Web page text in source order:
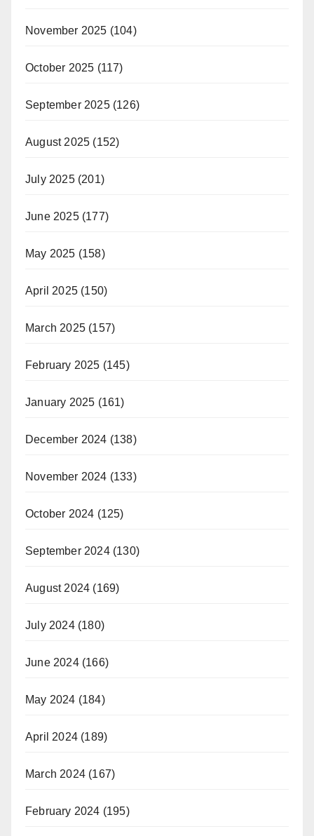
November 2025 (104)
October 2025 (117)
September 2025(126)
August 2025 (152)
July 2025(201)
June 2025(177)
May 2025 (158)
April 2025 (150)
March 2025 (157)
February 2025 (145)
January 2025 (161)
December 2024 (138)
November 2024 (133)
October 2024 (125)
September 2024(130)
August 2024 (169)
July 2024(180)
June 2024(166)
May 2024 (184)
April 2024 (189)
March 2024 (167)
February 2024 (195)